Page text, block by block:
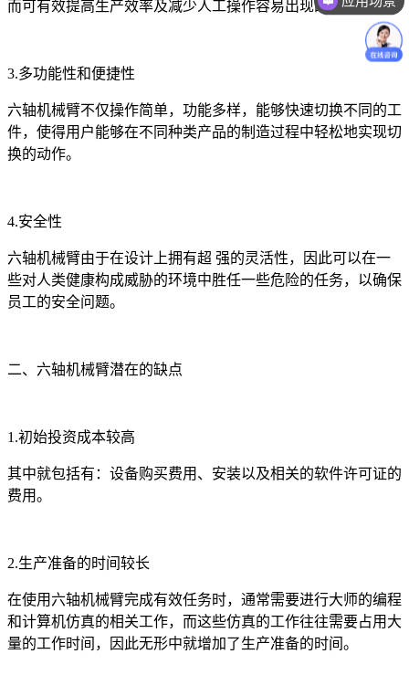
而可有效提高生产效率及减少人工操作容易出现的错误。
3.多功能性和便捷性
六轴机械臂不仅操作简单，功能多样，能够快速切换不同的工
件，使得用户能够在不同种类产品的制造过程中轻松地实现切
换的动作。
4.安全性
六轴机械臂由于在设计上拥有超 强的灵活性，因此可以在一
些对人类健康构成威胁的环境中胜任一些危险的任务，以确保
员工的安全问题。
二、六轴机械臂潜在的缺点
1.初始投资成本较高
其中就包括有：设备购买费用、安装以及相关的软件许可证的
费用。
2.生产准备的时间较长
在使用六轴机械臂完成有效任务时，通常需要进行大师的编程
和计算机仿真的相关工作，而这些仿真的工作往往需要占用大
量的工作时间，因此无形中就增加了生产准备的时间。
价格咨询